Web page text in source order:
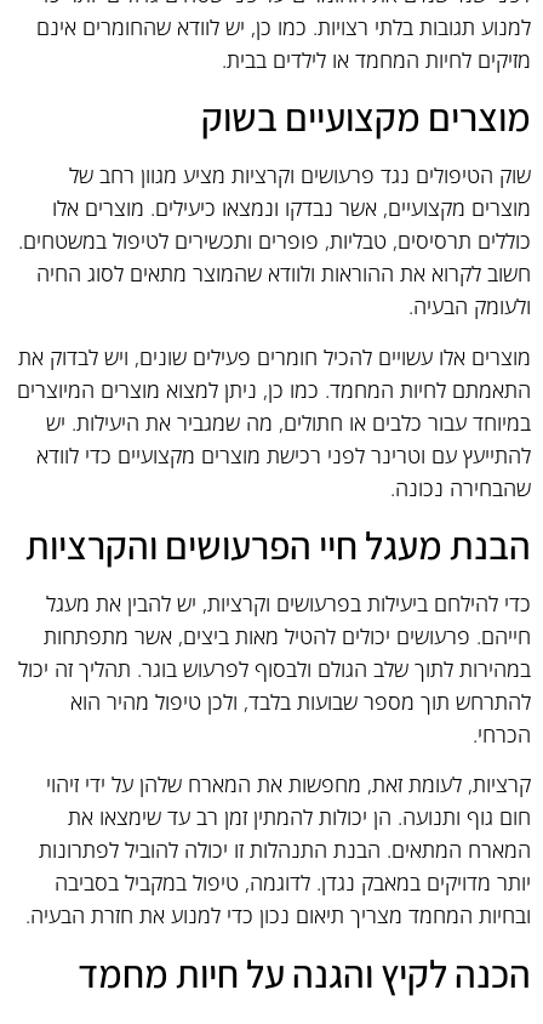
למנוע תגובות בלתי רצויות. כמו כן, יש לוודא שהחומרים אינם
מזיקים לחיות המחמד או לילדים בבית.
מוצרים מקצועיים בשוק
שוק הטיפולים נגד פרעושים וקרציות מציע מגוון רחב של
מוצרים מקצועיים, אשר נבדקו ונמצאו כיעילים. מוצרים אלו
כוללים תרסיסים, טבליות, פופרים ותכשירים לטיפול במשטחים.
חשוב לקרוא את ההוראות ולוודא שהמוצר מתאים לסוג החיה
ולעומק הבעיה.
מוצרים אלו עשויים להכיל חומרים פעילים שונים, ויש לבדוק את
התאמתם לחיות המחמד. כמו כן, ניתן למצוא מוצרים המיוצרים
במיוחד עבור כלבים או חתולים, מה שמגביר את היעילות. יש
להתייעץ עם וטרינר לפני רכישת מוצרים מקצועיים כדי לוודא
שהבחירה נכונה.
הבנת מעגל חיי הפרעושים והקרציות
כדי להילחם ביעילות בפרעושים וקרציות, יש להבין את מעגל
חייהם. פרעושים יכולים להטיל מאות ביצים, אשר מתפתחות
במהירות לתוך שלב הגולם ולבסוף לפרעוש בוגר. תהליך זה יכול
להתרחש תוך מספר שבועות בלבד, ולכן טיפול מהיר הוא
הכרחי.
קרציות, לעומת זאת, מחפשות את המארח שלהן על ידי זיהוי
חום גוף ותנועה. הן יכולות להמתין זמן רב עד שימצאו את
המארח המתאים. הבנת התנהלות זו יכולה להוביל לפתרונות
יותר מדויקים במאבק נגדן. לדוגמה, טיפול במקביל בסביבה
ובחיות המחמד מצריך תיאום נכון כדי למנוע את חזרת הבעיה.
הכנה לקיץ והגנה על חיות מחמד